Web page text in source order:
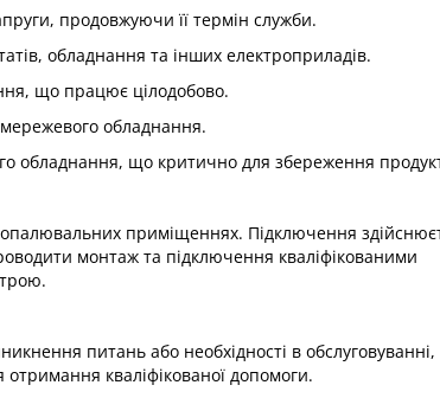
продовжуючи її термін служби.
обладнання та інших електроприладів.
що працює цілодобово.
обладнання.
обладнання, що критично для збереження
опалювальних приміщеннях. Підключення
монтаж та підключення кваліфікованими
питань або необхідності в обслуговуванні,
кваліфікованої допомоги.